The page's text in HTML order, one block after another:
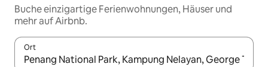
Buche einzigartige Ferienwohnungen, Häuser und
mehr auf Airbnb.
Ort
Wenn Ergebnisse verfügbar sind, navigiere mit den